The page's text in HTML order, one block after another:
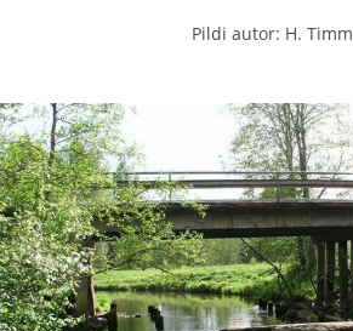
Pildi autor: H. Timm